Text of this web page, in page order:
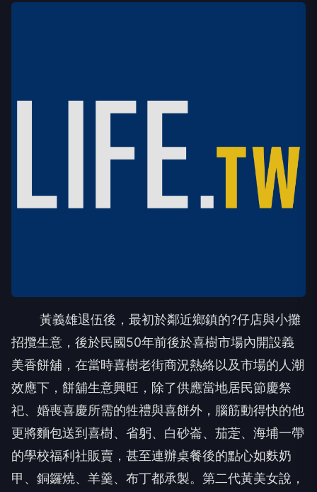
黃義雄退伍後，最初於鄰近鄉鎮的?仔店與小攤
招攬生意，後於民國50年前後於喜樹市場內開設義
美香餅舖，在當時喜樹老街商況熱絡以及市場的人潮
效應下，餅舖生意興旺，除了供應當地居民節慶祭
祀、婚喪喜慶所需的牲禮與喜餅外，腦筋動得快的他
更將麵包送到喜樹、省躬、白砂崙、茄萣、海埔一帶
的學校福利社販賣，甚至連辦桌餐後的點心如麩奶
甲、銅鑼燒、羊羹、布丁都承製。第二代黃美女說，